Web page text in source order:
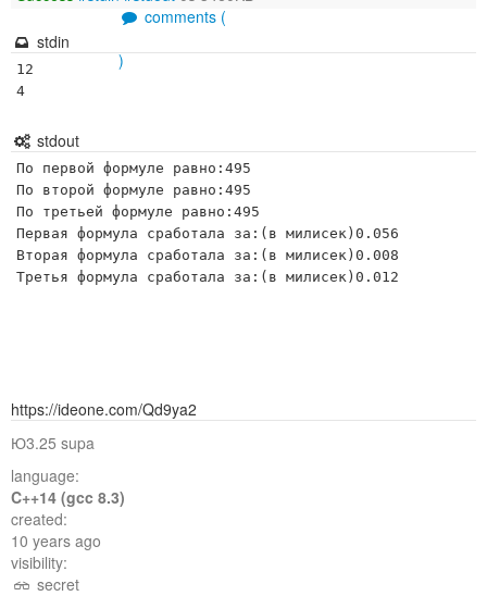
comments (
)
stdin
12
4
stdout
По первой формуле равно:495
По второй формуле равно:495
По третьей формyле равно:495
Первая формула сработала за:(в милисек)0.056
Вторая формула сработала за:(в милисек)0.008
https://ideone.com/Qd9ya2
Ю3.25 supa
language:
C++14 (gcc 8.3)
created:
10 years ago
visibility:
secret